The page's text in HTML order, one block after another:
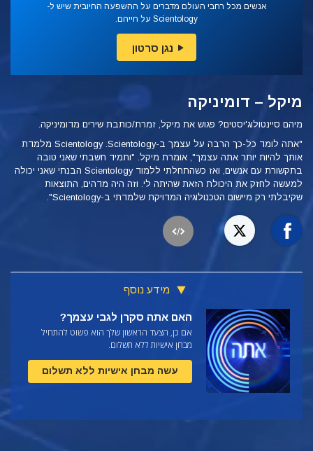
אנשים מכל רחבי העולם מדברים על ההשפעה החיובית שיש ל-
Scientology על חייהם.
נגן סרטון
מיקל – דומיניקה
מיהם סיינטולוג'יסטים? פגוש את מיקל, זמרת/כותבת שירים מדומיניקה.
"אתה לומד כל-כך הרבה על עצמך ב-Scientology.‏ Scientology מלמדת
אותך להיות יותר אתה עצמך", אומרת מיקל. "ותמיד חשבתי שאני טובה
בתקשורת עם אנשים, ואז כשהתחלתי ללמוד Scientology הבנתי שאני יכולה
למעשה לחזק את היכולת הזאת שהיתה לי. וזה היה מדהים, התוצאות
שקיבלתי רק מיישום הטכנולוגיה המדויקת שלמדתי ב-Scientology".
מידע נוסף
האם אתה סקרן לגבי עצמך?
אם כן, הצעד הראשון שלך הוא פשוט להתחיל
מבחן אישיות ללא תשלום.
עשה מבחן אישיות ללא תשלום